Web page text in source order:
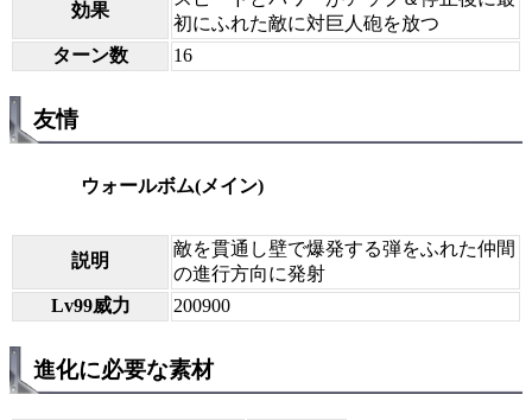
効果
初にふれた敵に対巨人砲を放つ
ターン数
16
友情
ウォールボム(メイン)
説明
敵を貫通し壁で爆発する弾をふれた仲間
の進行方向に発射
Lv99威力
200900
進化に必要な素材